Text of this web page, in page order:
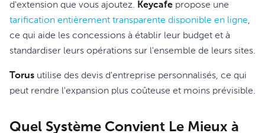
d'extension que vous ajoutez. Keycafe propose une
tarification entièrement transparente disponible en ligne,
ce qui aide les concessions à établir leur budget et à
standardiser leurs opérations sur l'ensemble de leurs sites.
Torus utilise des devis d'entreprise personnalisés, ce qui
peut rendre l'expansion plus coûteuse et moins prévisible.
Quel Système Convient Le Mieux à